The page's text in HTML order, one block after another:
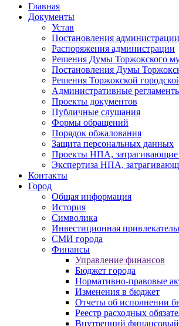
Главная
Документы
Устав
Постановления администрации
Распоряжения администрации
Решения Думы Торжокского
Постановления Думы
Решения Торжокской
Административные
Проекты документов
Публичные слушания
Формы обращений
Порядок обжалования
Защита персональных данных
Проекты НПА, затрагивающие
Экспертиза НПА,
Контакты
Город
Общая информация
История
Символика
Инвестиционная
СМИ города
Финансы
Управление финансов
Бюджет города
Нормативно-правовые
Изменения в бюджет
Отчеты об исполнении
Реестр расходных
Внутренний финансовый